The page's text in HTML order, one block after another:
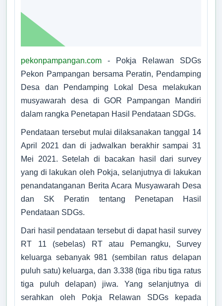
Desa Cantik
Posyandu ILP
Pekon : Pampangan
Kecamatan
: Sekincau
Lampung Barat
Provinsi
: Lampung
Kode Desa
1804082001
Alamat Kantor
: Jl. Raya Pampangan
No. 168 Kec. Sekincau,
Kab. Lampung Barat
085841430742
085841430742
Titik Lokasi Kantor Pekon
pekonpampangan.com - Pokja Relawan SDGs
Pekon Pampangan bersama Peratin, Pendamping
Desa dan Pendamping Lokal Desa melakukan
musyawarah desa di GOR Pampangan Mandiri
dalam rangka Penetapan Hasil Pendataan SDGs.
Pendataan tersebut mulai dilaksanakan tanggal 14
April 2021 dan di jadwalkan berakhir sampai 31
Mei 2021. Setelah di bacakan hasil dari survey
yang di lakukan oleh Pokja, selanjutnya di lakukan
penandatanganan Berita Acara Musyawarah Desa
dan SK Peratin tentang Penetapan Hasil
Pendataan SDGs.
Dari hasil pendataan tersebut di dapat hasil survey
RT 11 (sebelas) RT atau Pemangku, Survey
keluarga sebanyak 981 (sembilan ratus delapan
puluh satu) keluarga, dan 3.338 (tiga ribu tiga ratus
tiga puluh delapan) jiwa. Yang selanjutnya di
serahkan oleh Pokja Relawan SDGs kepada
Tidak Ada di Kantor
DEDI ARIYADI
Kepala Pemangku Talang Semarang A
Tidak Ada di Kantor
PUJIONO
Tidak Ada di Kantor
ZULKARNAIN
Kepala Pemangku Tegal Rejo A
Tidak Ada di Kantor
ASEP SUDARMAN
Kepala Pemangku Campur Rejo
Kepala Pemangku Talang Semarang B
Tidak Ada di Kantor
SEPTO RIYONO
Kepala Pemangku Tegal Rejo B
Tidak Ada di Kantor
SISWOYO